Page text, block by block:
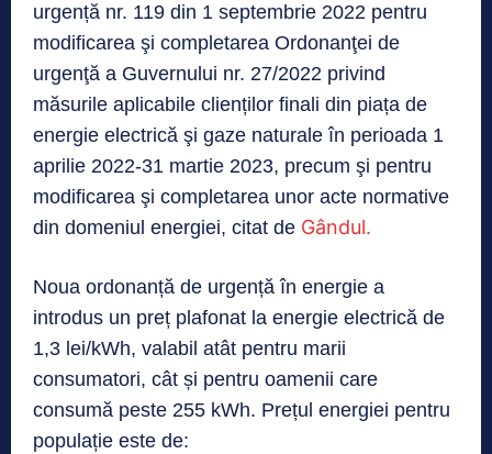
urgență nr. 119 din 1 septembrie 2022 pentru
modificarea şi completarea Ordonanţei de
urgenţă a Guvernului nr. 27/2022 privind
măsurile aplicabile clienților finali din piața de
energie electrică şi gaze naturale în perioada 1
aprilie 2022-31 martie 2023, precum şi pentru
modificarea şi completarea unor acte normative
din domeniul energiei, citat de Gândul.
Noua ordonanță de urgență în energie a
introdus un preț plafonat la energie electrică de
1,3 lei/kWh, valabil atât pentru marii
consumatori, cât și pentru oamenii care
consumă peste 255 kWh. Prețul energiei pentru
populație este de: